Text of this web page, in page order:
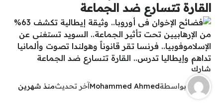
القارة تتسارع ضد الجماعة
شارك
بواسطةMohammed Ahmed آخر تحديثمنذ شهرين